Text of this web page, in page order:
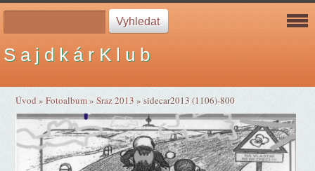
S a j d k á r K l u b
Úvod »Fotoalbum»Sraz 2013 »sidecar2013 (1106)-800